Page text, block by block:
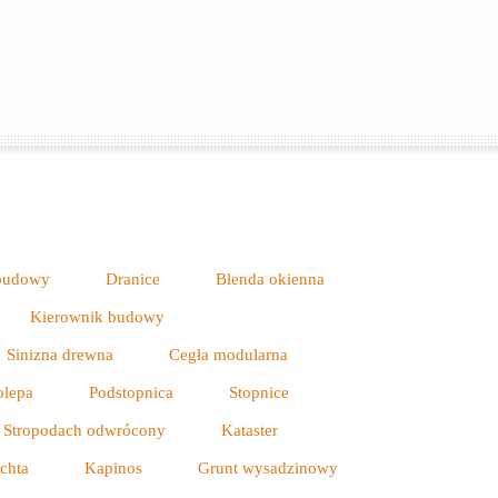
Dranice
Blenda okienna
Kierownik budowy
Sinizna drewna
Cegła modularna
Podstopnica
Stopnice
Stropodach odwrócony
Kataster
Kapinos Grunt wysadzinowy